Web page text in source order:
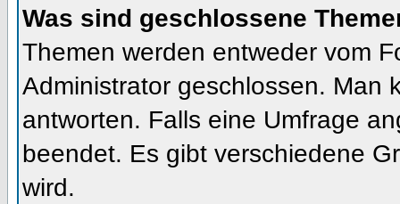
Was sind geschlossene
Themen werden entweder vom
Administrator geschlossen. Man
antworten. Falls eine Umfrage
beendet. Es gibt verschiedene
wird.